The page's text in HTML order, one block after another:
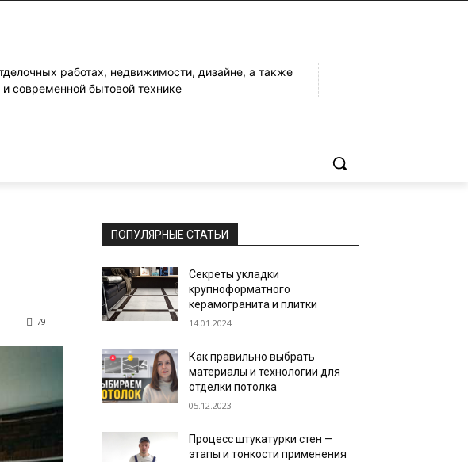
работах, недвижимости, дизайне, а также
и современной бытовой технике
79
ПОПУЛЯРНЫЕ СТАТЬИ
Секреты укладки
крупноформатного
керамогранита и плитки
14.01.2024
Как правильно выбрать
материалы и технологии для
отделки потолка
05.12.2023
Процесс штукатурки стен —
этапы и тонкости применения